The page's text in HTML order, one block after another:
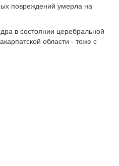
повреждений умерла на
в состоянии церебральной
области - тоже с